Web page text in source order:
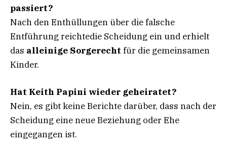
passiert?
Nach den Enthüllungen über die falsche
Entführung reichtedie Scheidung ein und erhielt
das alleinige Sorgerecht für die gemeinsamen
Kinder.
Hat Keith Papini wieder geheiratet?
Nein, es gibt keine Berichte darüber, dass nach der
Scheidung eine neue Beziehung oder Ehe
eingegangen ist.